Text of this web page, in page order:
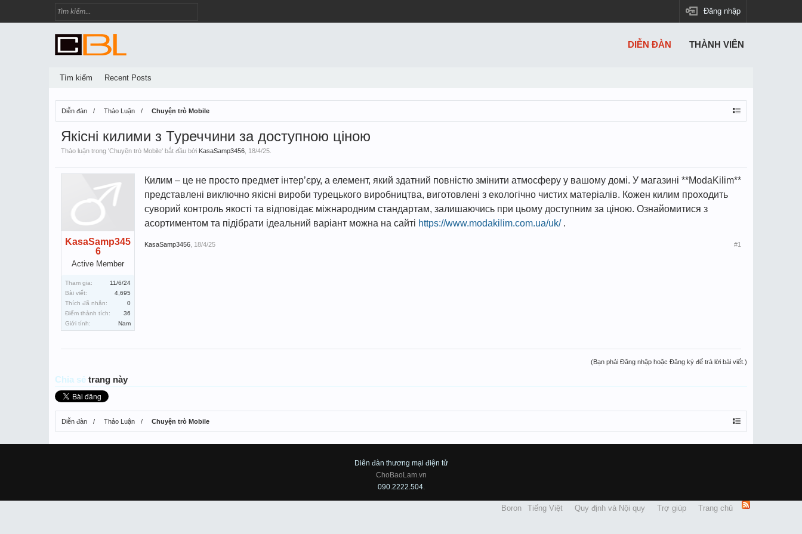
Đăng nhập
Diễn đàn Thảo Luận Chuyện trò Mobile
Якісні килими з Туреччини за доступною ціною
Thảo luận trong 'Chuyện trò Mobile' bắt đầu bởi KasaSamp3456 18/4/25
KasaSamp345
6
Active Member
Tham gia:
11/6/24
Bài viết:
4,695
Thích đã nhận:
0
Điểm thành tích:
36
Giới tính:
Nam
Килим – це не просто предмет інтер’єру, а елемент, який здатний повністю змінити атмосферу у вашому домі. У магазині **ModaKilim**
представлені виключно якісні вироби турецького виробництва, виготовлені з екологічно чистих матеріалів. Кожен килим проходить
суворий контроль якості та відповідає міжнародним стандартам, залишаючись при цьому доступним за ціною. Ознайомитися з
асортиментом та підібрати ідеальний варіант можна на сайті https://www.modakilim.com.ua/uk/.
KasaSamp3456 18/4/25 #1
(Bạn phải Đăng nhập hoặc Đăng ký để trả lời bài viết.)
Chia sẻ trang này
Diễn đàn Thảo Luận Chuyện trò Mobile
DIỄN ĐÀN
Tìm kiếm Recent Posts
THÀNH VIÊN
Diên đàn thương mại điện tử
ChoBaoLam.vn
090.2222.504.
Boron Tiếng Việt Quy định và Nội quy Trợ giúp Trang chủ